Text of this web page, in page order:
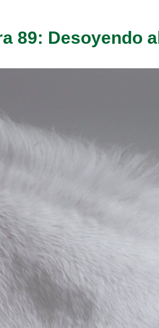
89: Desoyendo